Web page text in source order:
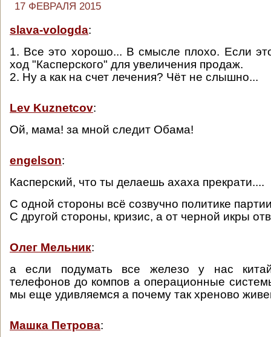
17 ФЕВРАЛЯ 2015
slava-vologda:
1. Все это хорошо... В смысле плохо. Если
ход "Касперского" для увеличения продаж.
2. Ну а как на счет лечения? Чёт не слышно...
Lev Kuznetcov:
Ой, мама! за мной следит Обама!
engelson:
Касперский, что ты делаешь ахаха прекрати....
С одной стороны всё созвучно политике
С другой стороны, кризис, а от черной икры
Олег Мельник:
а если подумать все железо у нас
телефонов до компов а операционные
мы еще удивляемся а почему так хреново
Машка Петрова: